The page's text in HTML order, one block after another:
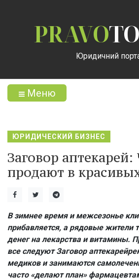
PRAVO
Юридичний
Меню
ЮРИДИЧЕСКИЙ БИЗНЕС
Заговор
продают в
В зимнее время и межсезонье
прибавляется, а рядовые жители
денег на лекарства и витамины.
все следуют Заговор
медиков и занимаются
часто «делают план»